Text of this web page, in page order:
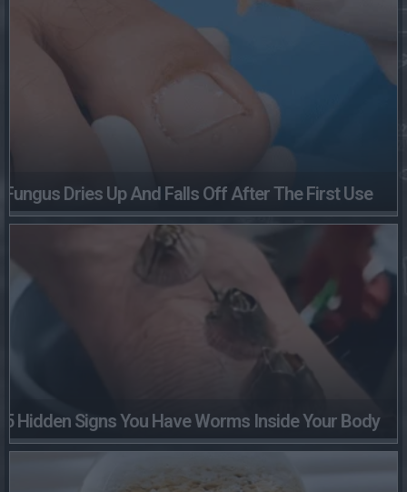
Fungus Dries Up And Falls Off After The First Use
5 Hidden Signs You Have Worms Inside Your Body